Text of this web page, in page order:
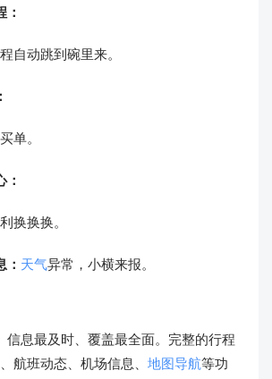
自动跳到碗里来。
单。
换换换。
天气异常，小横来报。
信息最及时、覆盖最全面。完整的行程
航班动态、机场信息、 地图导航等功